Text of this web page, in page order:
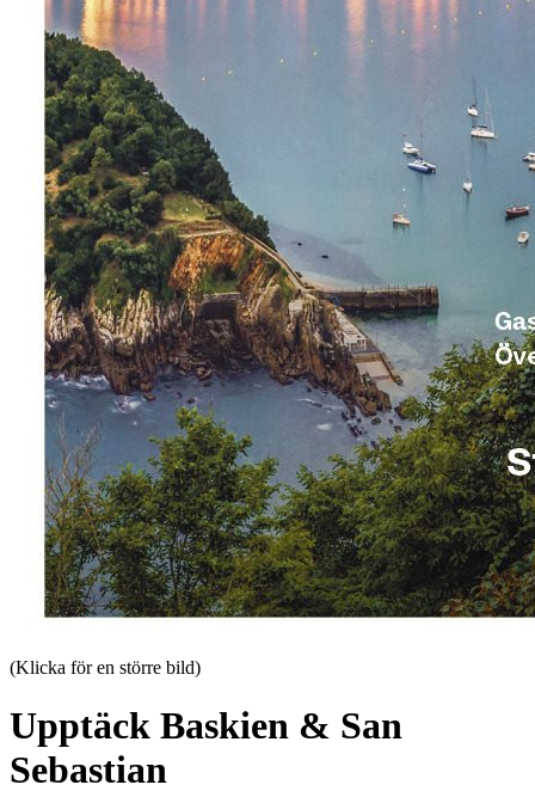
(Klicka för en större bild)
Upptäck Baskien & San
Sebastian